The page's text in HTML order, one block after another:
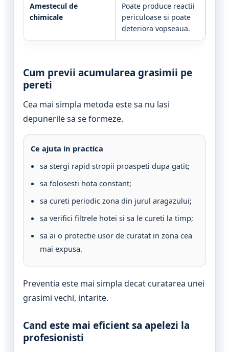
Amestecul de
chimicale
Poate produce reactii
periculoase si poate
deteriora vopseaua.
Cum previi acumularea grasimii pe
pereti
Cea mai simpla metoda este sa nu lasi
depunerile sa se formeze.
Ce ajuta in practica
sa stergi rapid stropii proaspeti dupa gatit;
sa folosesti hota constant;
sa cureti periodic zona din jurul aragazului;
sa verifici filtrele hotei si sa le cureti la timp;
sa ai o protectie usor de curatat in zona cea
mai expusa.
Preventia este mai simpla decat curatarea unei
grasimi vechi, intarite.
Cand este mai eficient sa apelezi la
profesionisti